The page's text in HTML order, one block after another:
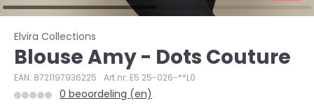
Elvira Collections
Blouse Amy - Dots Couture
EAN: 8721197936225 Art.nr: E5 25-026-**L0
0 beoordeling (en)